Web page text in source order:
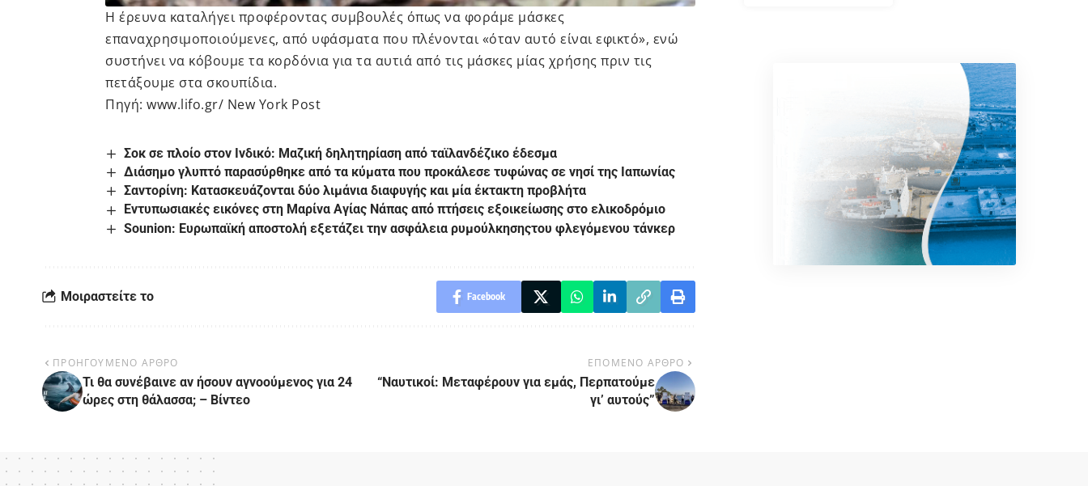
Η έρευνα καταλήγει προφέροντας συμβουλές όπως να φοράμε μάσκες
επαναχρησιμοποιούμενες, από υφάσματα που πλένονται «όταν αυτό είναι εφικτό», ενώ
συστήνει να κόβουμε τα κορδόνια για τα αυτιά από τις μάσκες μίας χρήσης πριν τις
πετάξουμε στα σκουπίδια.
Πηγή: www.lifo.gr/ New York Post
Σοκ σε πλοίο στον Ινδικό: Μαζική δηλητηρίαση από ταϊλανδέζικο έδεσμα
Διάσημο γλυπτό παρασύρθηκε από τα κύματα που προκάλεσε τυφώνας σε νησί της Ιαπωνίας
Σαντορίνη: Kατασκευάζονται δύο λιμάνια διαφυγής και μία έκτακτη προβλήτα
Εντυπωσιακές εικόνες στη Μαρίνα Αγίας Νάπας από πτήσεις εξοικείωσης στο ελικοδρόμιο
Sounion: Eυρωπαϊκή αποστολή εξετάζει την ασφάλεια ρυμούλκησηςτου φλεγόμενου τάνκερ
Μοιραστείτε το Facebook
ΠΡΟΗΓΟΥΜΕΝΟ ΑΡΘΡΟ
Τι θα συνέβαινε αν ήσουν αγνοούμενος για 24
ώρες στη θάλασσα; – Βίντεο
ΕΠΟΜΕΝΟ ΑΡΘΡΟ
“Ναυτικοί: Μεταφέρουν για εμάς, Περπατούμε
γι’ αυτούς”